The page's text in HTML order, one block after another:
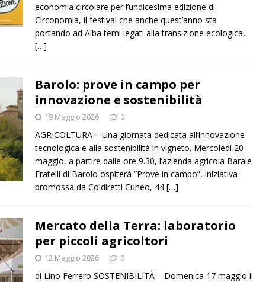
economia circolare per l’undicesima edizione di
Circonomia, il festival che anche quest’anno sta
portando ad Alba temi legati alla transizione ecologica,
[…]
Barolo: prove in campo per
innovazione e sostenibilità
19 Maggio 2026 0
AGRICOLTURA – Una giornata dedicata all’innovazione
tecnologica e alla sostenibilità in vigneto. Mercoledì 20
maggio, a partire dalle ore 9.30, l’azienda agricola Barale
Fratelli di Barolo ospiterà “Prove in campo”, iniziativa
promossa da Coldiretti Cuneo, 44 […]
Mercato della Terra: laboratorio
per piccoli agricoltori
12 Maggio 2026 0
di Lino Ferrero SOSTENIBILITÀ – Domenica 17 maggio il